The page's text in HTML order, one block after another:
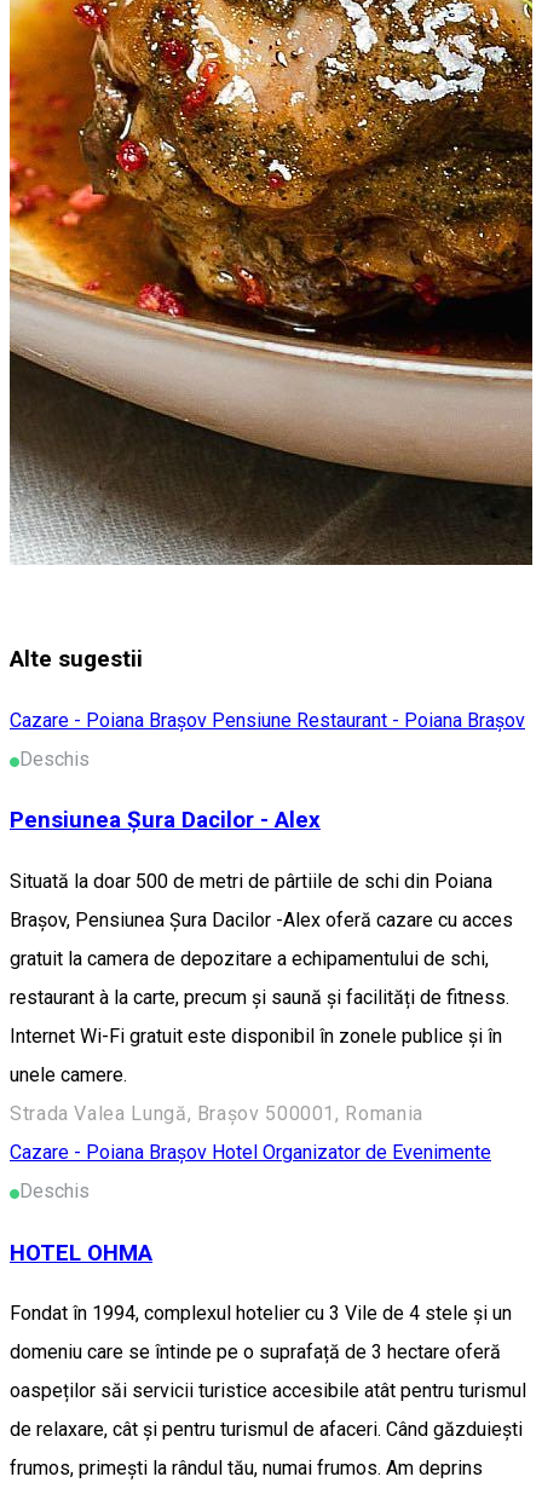
Alte sugestii
Cazare - Poiana Brașov Pensiune Restaurant - Poiana Brașov
Deschis
Pensiunea Șura Dacilor - Alex
Situată la doar 500 de metri de pârtiile de schi din Poiana
Brașov, Pensiunea Șura Dacilor -Alex oferă cazare cu acces
gratuit la camera de depozitare a echipamentului de schi,
restaurant à la carte, precum și saună și facilități de fitness.
Internet Wi-Fi gratuit este disponibil în zonele publice și în
unele camere.
Strada Valea Lungă, Brașov 500001, Romania
Cazare - Poiana Brașov Hotel Organizator de Evenimente
Deschis
HOTEL OHMA
Fondat în 1994, complexul hotelier cu 3 Vile de 4 stele și un
domeniu care se întinde pe o suprafață de 3 hectare oferă
oaspeților săi servicii turistice accesibile atât pentru turismul
de relaxare, cât și pentru turismul de afaceri. Când găzduiești
frumos, primești la rândul tău, numai frumos. Am deprins